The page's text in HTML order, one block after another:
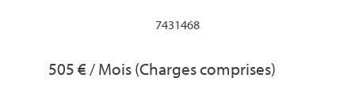
7431468
505 € / Mois (Charges comprises)